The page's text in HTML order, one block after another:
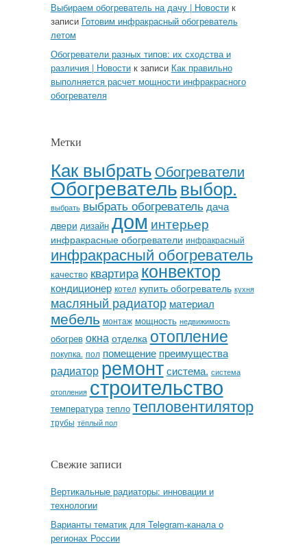
Выбираем обогреватель на дачу | Новостик
записи Готовим инфракрасный обогреватель
летом
Обогреватели разных типов: их сходства и
различия | Новостик записи Как правильно
выполняется расчет мощности инфракрасного
обогревателя
Метки
Как выбрать Обогреватели
Обогревательвыбор.
выбрать выбрать обогреватель дача
двери дизайн дом интерьер
инфракрасные обогреватели инфракрасный
инфракрасный обогреватель
качество квартираконвектор
кондиционер котел купить обогреватель кухня
масляный радиатор материал
мебель монтаж мощность недвижимость
обогрев окна отделка отопление
покупка. пол помещение преимущества
радиатор ремонт система. система
отопления строительство
температура тепло тепловентилятор
трубы тёплый пол
Свежие записи
Вертикальные радиаторы: инновации и
технологии
Варианты тематик для Telegram-канала о
регионах России